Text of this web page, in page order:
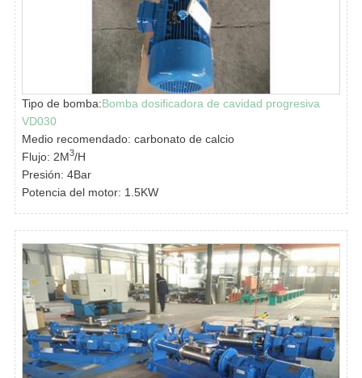
Tipo de bomba:Bomba dosificadora de cavidad progresiva
VD030
Medio recomendado: carbonato de calcio
Flujo: 2M3/H
Presión: 4Bar
Potencia del motor: 1.5KW